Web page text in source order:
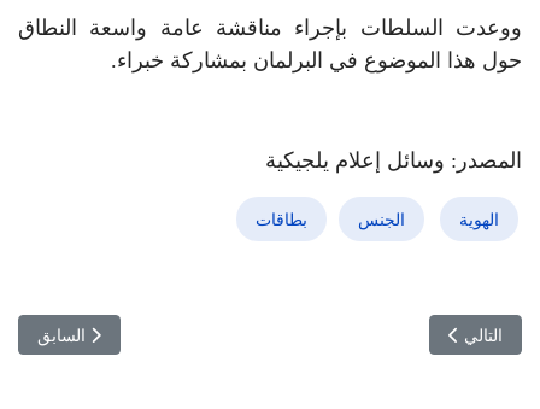
ووعدت السلطات بإجراء مناقشة عامة واسعة النطاق
حول هذا الموضوع في البرلمان بمشاركة خبراء.
المصدر: وسائل إعلام يلجيكية
الهوية الجنس بطاقات
المقال
السابق المقال التالي: إتفاقية سريّة: تونس تتقاضى من إيطاليا 8 مليون أورو مقابل ترحيل التونسيين
التالي